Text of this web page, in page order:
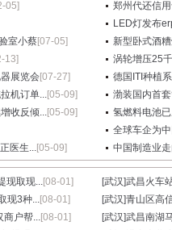
05]
郑州代还信
LED灯发布
室小蔡[07-05]
新型卧式酒
13]
涡轮增压25
展览会[07-27]
德国ITI种植
机订单...[05-09]
渤装国内首
收反倾...[05-09]
氢燃料电池
全球车企为
医生...[05-09] 中国制造业
现取现...[08-01] [武汉]武昌火车
现3种...[08-01] [武汉]青山区高
商户帮...[08-01] [武汉]武昌南湖